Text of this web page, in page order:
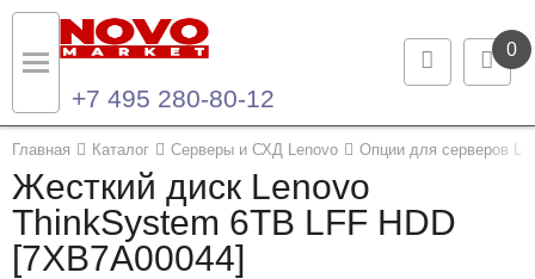
0
+7 495 280-80-12
Главная Каталог Серверы и СХД Lenovo Опции для серверов
Жесткий диск Lenovo
ThinkSystem 6TB LFF HDD
[7XB7A00044]
Назад
Каталог продукции
Ноутбуки и ультрабуки
Назад
Контакты
Контактная информация